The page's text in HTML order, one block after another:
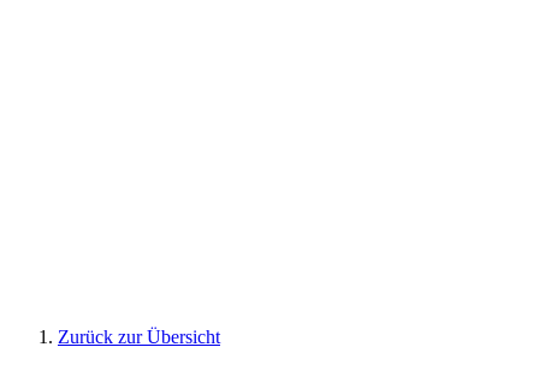
Zurück zur Übersicht